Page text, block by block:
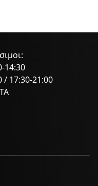
14:30
/ 17:30-21:00